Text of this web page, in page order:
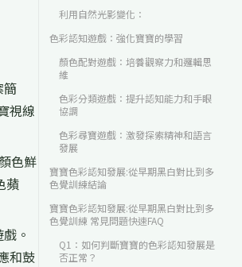
簡
視線
色鮮
蘋
。
和鼓
利用自然光影變化：
色彩認知遊戲：強化寶寶的學習
顏色配對遊戲：培養觀察力和邏輯思
維
色彩分類遊戲：提升認知能力和手眼
協調
色彩尋寶遊戲：激發探索精神和語言
發展
寶寶色彩認知發展:從早期黑白對比到多
色覺訓練結論
寶寶色彩認知發展:從早期黑白對比到多
色覺訓練 常見問題快速FAQ
Q1：如何判斷寶寶的色彩認知發展是
否正常？